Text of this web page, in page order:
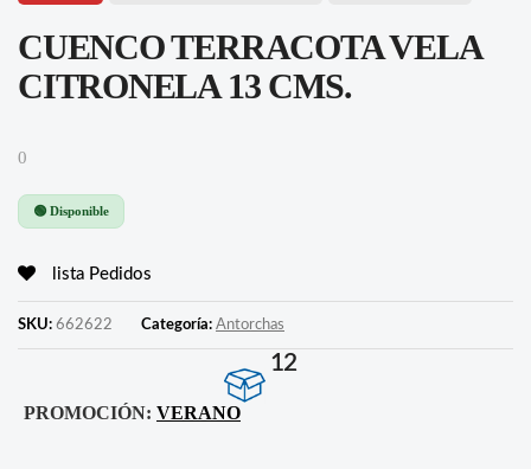
CUENCO TERRACOTA VELA
CITRONELA 13 CMS.
0
🟢 Disponible
lista Pedidos
SKU: 662622 Categoría: Antorchas
12
PROMOCIÓN: VERANO